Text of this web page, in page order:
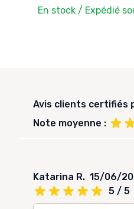
En stock / Expédié
Avis clients certifiés
Note moyenne :
Katarina R. 15/06/
5 / 5